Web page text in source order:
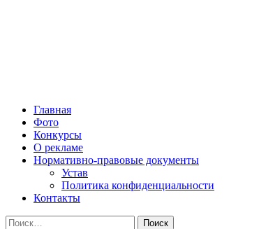
Народная трибуна
Калининская районная газета
Главная
Фото
Конкурсы
О рекламе
Нормативно-правовые документы
Устав
Политика конфиденциальности
Контакты
Найти: